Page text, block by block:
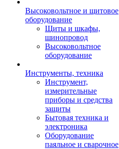
Высоковольтное и щитовое
оборудование
Щиты и шкафы,
шинопровод
Высоковольтное
оборудование
Инструменты, техника
Инструмент,
измерительные
приборы и средства
защиты
Бытовая техника и
электроника
Оборудование
паяльное и сварочное